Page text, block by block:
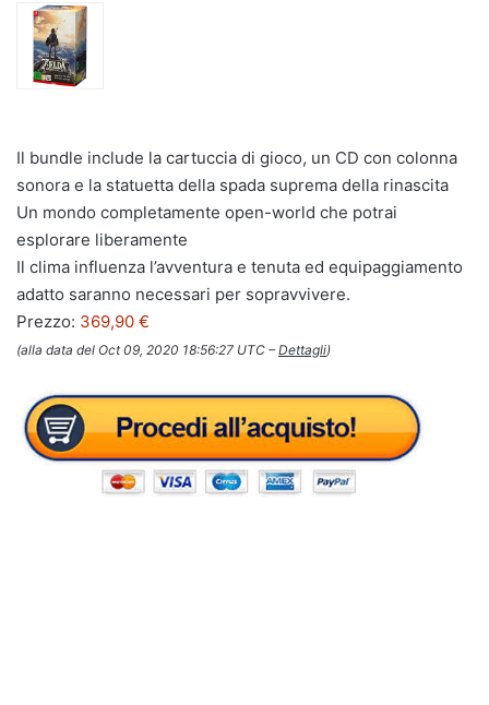
Il bundle include la cartuccia di gioco, un CD con colonna
sonora e la statuetta della spada suprema della rinascita
Un mondo completamente open-world che potrai
esplorare liberamente
Il clima influenza l’avventura e tenuta ed equipaggiamento
adatto saranno necessari per sopravvivere.
Prezzo: 369,90 €
(alla data del Oct 09, 2020 18:56:27 UTC –Dettagli)